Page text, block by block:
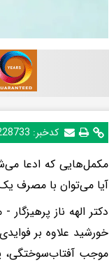
کدخبر:
مکمل‌هایی که ادعا
آیا می‌توان با مصرف
دکتر الهه ناز
موجب آفتاب‌سوختگی،